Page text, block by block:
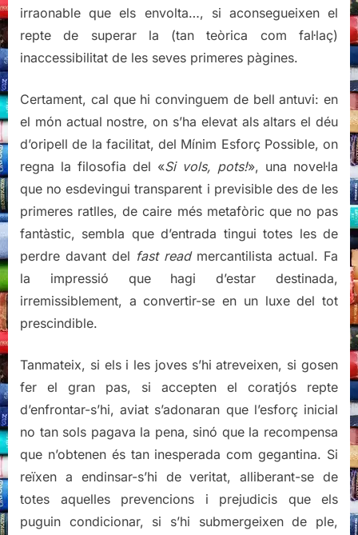
irraonable que els envolta…, si aconsegueixen el
repte de superar la (tan teòrica com fal·laç)
inaccessibilitat de les seves primeres pàgines.
Certament, cal que hi convinguem de bell antuvi: en
el món actual nostre, on s’ha elevat als altars el déu
d’oripell de la facilitat, del Mínim Esforç Possible, on
regna la filosofia del «Si vols, pots!», una novel·la
que no esdevingui transparent i previsible des de les
primeres ratlles, de caire més metafòric que no pas
fantàstic, sembla que d’entrada tingui totes les de
perdre davant del fast readmercantilista actual. Fa
la impressió que hagi d’estar destinada,
irremissiblement, a convertir-se en un luxe del tot
prescindible.
Tanmateix, si els i les joves s’hi atreveixen, si gosen
fer el gran pas, si accepten el coratjós repte
d’enfrontar-s’hi, aviat s’adonaran que l’esforç inicial
no tan sols pagava la pena, sinó que la recompensa
que n’obtenen és tan inesperada com gegantina. Si
reïxen a endinsar-s’hi de veritat, alliberant-se de
totes aquelles prevencions i prejudicis que els
puguin condicionar, si s’hi submergeixen de ple,